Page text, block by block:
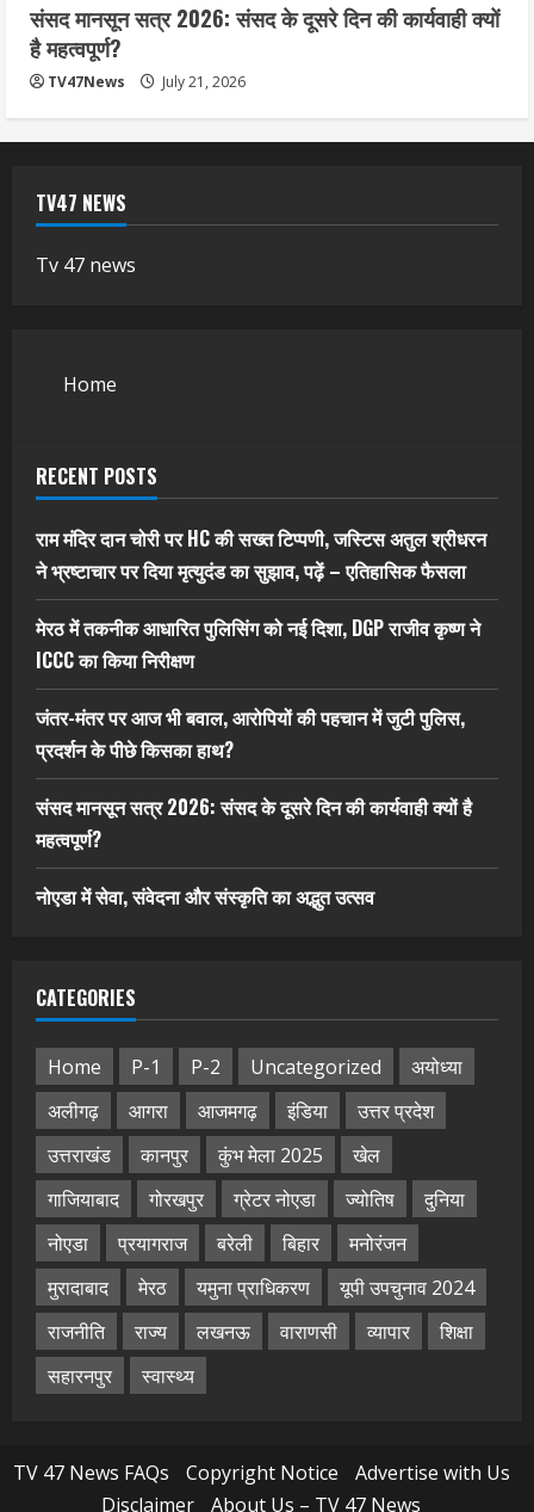
संसद मानसून सत्र 2026: संसद के दूसरे दिन की कार्यवाही क्यों
है महत्वपूर्ण?
TV47News July 21, 2026
TV47 NEWS
Tv 47 news
Home
RECENT POSTS
राम मंदिर दान चोरी पर HC की सख्त टिप्पणी, जस्टिस अतुल श्रीधरन
ने भ्रष्टाचार पर द‍िया मृत्युदंड का सुझाव, पढ़ें – एत‍िहास‍िक फैसला
मेरठ में तकनीक आधारित पुलिसिंग को नई दिशा, DGP राजीव कृष्ण ने
ICCC का किया निरीक्षण
जंतर-मंतर पर आज भी बवाल, आरोपियों की पहचान में जुटी पुलिस,
प्रदर्शन के पीछे किसका हाथ?
संसद मानसून सत्र 2026: संसद के दूसरे दिन की कार्यवाही क्यों है
महत्वपूर्ण?
नोएडा में सेवा, संवेदना और संस्कृति का अद्भुत उत्सव
CATEGORIES
Home P-1 P-2 Uncategorized
अयोध्या
अलीगढ़
आगरा आजमगढ़ इंडिया
उत्तर प्रदेश
उत्तराखंड
कानपुर कुंभ मेला 2025
खेल
गाजियाबाद
गोरखपुर ग्रेटर नोएडा ज्योतिष
दुनिया
नोएडा
प्रयागराज बरेली बिहार
मनोरंजन
मुरादाबाद
मेरठ यमुना प्राधिकरण
यूपी उपचुनाव 2024
राजनीति
राज्य लखनऊ वाराणसी व्यापार
शिक्षा
सहारनपुर
स्वास्थ्य
TV 47 News FAQs Copyright Notice
Advertise with Us
Disclaimer
About Us – TV 47 News